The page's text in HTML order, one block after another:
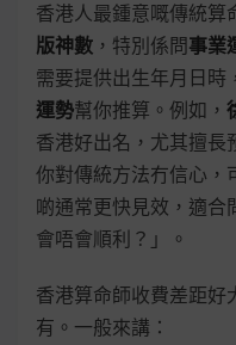
香港人最鍾意嘅傳統算
版神數 ，特別係問 事業
需要提供出生年月日時
運勢幫你推算。例如，
香港好出名，尤其擅長
你對傳統方法冇信心，
啲通常更快見效，適合
會唔會順利？」。
香港算命師收費差距好
有。一般來講：